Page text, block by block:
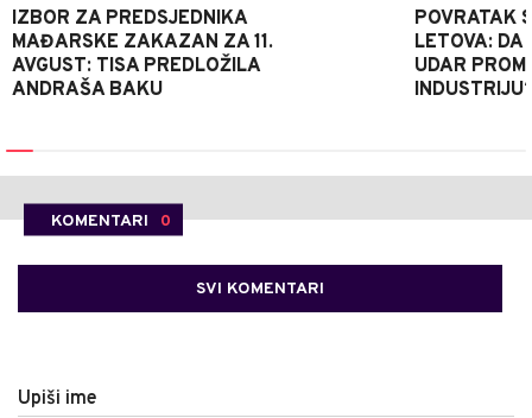
IZBOR ZA PREDSJEDNIKA
MAĐARSKE ZAKAZAN ZA 11.
AVGUST: TISA PREDLOŽILA
ANDRAŠA BAKU
POVRATAK
LETOVA: DA
UDAR
KOMENTARI 0
SVI KOMENTARI
Upiši ime